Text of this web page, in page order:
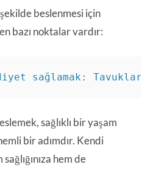
beslenmesi için
bazı noktalar vardır:
sağlamak:
sağlıklı bir yaşam
bir adımdır. Kendi
hem de